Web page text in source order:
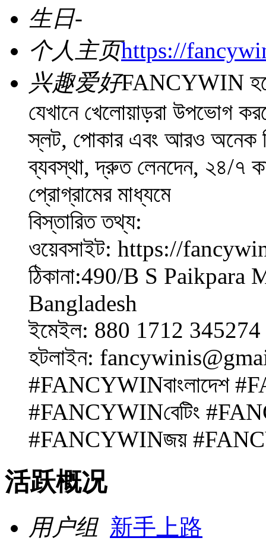
生日-
个人主页https://
兴趣爱好FANCYWIN হলো
যেখানে খেলোয়াড়রা উপভোগ
স্লট, পোকার এবং আরও অনেক
ব্যবস্থা, দ্রুত লেনদেন, ২৪/৭
প্রোগ্রামের মাধ্যমে
বিস্তারিত তথ্য:
ওয়েবসাইট: https://
ঠিকানা:490/B S
Bangladesh
ইমেইল: 880 1712 345274
হটলাইন:
#FANCYWINবাংলাদেশ
#FANCYWINবেটিং
#FANCYWINজয়
活跃概况
用户组 新手上路